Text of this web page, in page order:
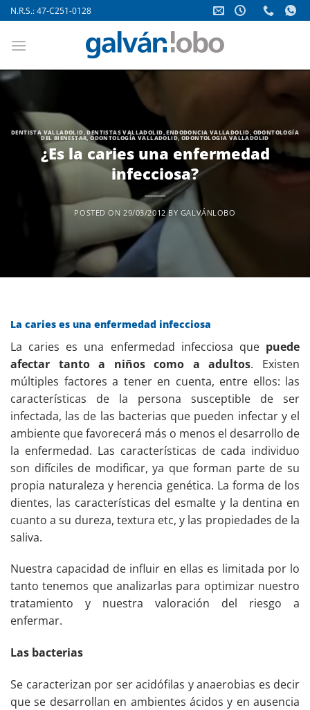
Saltar
al
contenido
N.R.S.: 47-C251-0128
DENTISTA VALLADOLID ,DENTISTAS VALLADOLID,ENDODONCIA VALLADOLID, ODONTOLOGÍA
DEL BIENESTAR,ODONTOLOGÍA VALLADOLID, ODONTOLOGIA VALLADOLID
¿Es la caries una enfermedad
infecciosa?
POSTED ON29/03/2012 BY GALVÁNLOBO
La caries es una enfermedad infecciosa
La caries es una enfermedad infecciosa que puede
afectar tanto a niños como a adultos. Existen
múltiples factores a tener en cuenta, entre ellos: las
características de la persona susceptible de ser
infectada, las de las bacterias que pueden infectar y el
ambiente que favorecerá más o menos el desarrollo de
la enfermedad. Las características de cada individuo
son difíciles de modificar, ya que forman parte de su
propia naturaleza y herencia genética. La forma de los
dientes, las características del esmalte y la dentina en
cuanto a su dureza, textura etc, y las propiedades de la
saliva.
Nuestra capacidad de influir en ellas es limitada por lo
tanto tenemos que analizarlas para optimizar nuestro
tratamiento y nuestra valoración del riesgo a
enfermar.
Las bacterias
Se caracterizan por ser acidófilas y anaerobias es decir
que se desarrollan en ambientes ácidos y en ausencia